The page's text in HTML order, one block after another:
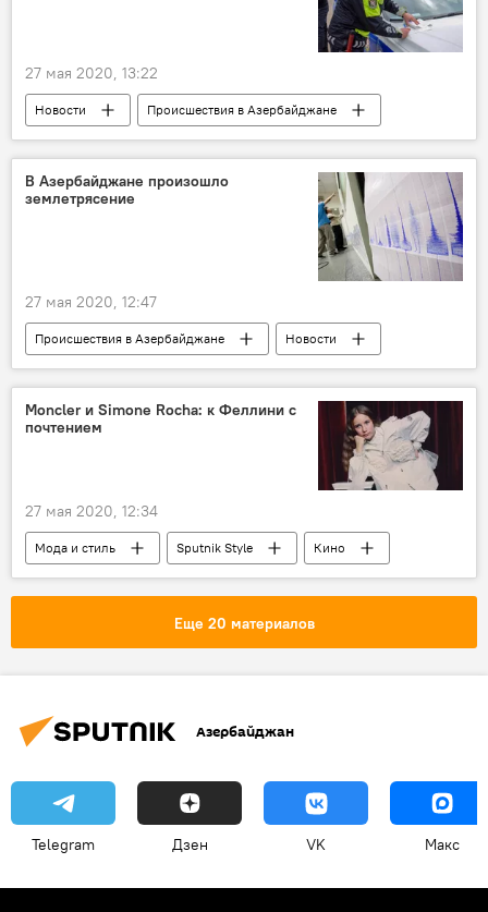
27 мая 2020, 13:22
Новости
Происшествия в Азербайджане
Азербайджан
Происшествия
ЖИЗНЬ
Кямран Алиев
карантин
штрафы
административное взыскание
В Азербайджане произошло
землетрясение
27 мая 2020, 12:47
Происшествия в Азербайджане
Новости
Азербайджан
ЖИЗНЬ
Происшествия
Республиканский центр сейсмологической службы
Moncler и Simone Rocha: к Феллини с
почтением
27 мая 2020, 12:34
Мода и стиль Sputnik Style
Кино
Фильмы
реклама
Еще 20 материалов
Азербайджан
Telegram Дзен VK Макс